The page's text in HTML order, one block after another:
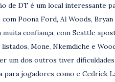
de DT é um local interessante
Poona Ford, Al Woods,
muita confiança, com Seattle
listados, Mone, Nkemdiche e
um dos outros tiver
para jogadores como e Cedrick